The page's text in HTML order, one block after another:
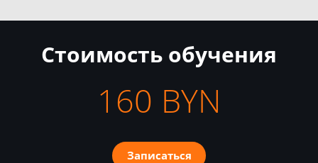
Стоимость обучения
160 BYN
Записаться